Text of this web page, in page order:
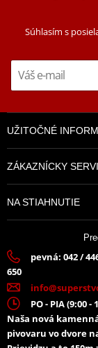
Súhlasím s
UŽITOČNÉ
ZÁKAZNÍCKY
NA STIAHNUTIE
pevná: 042 /
650
PO - PIA (9:00 -
Naša nová
pivovaru vo dvore